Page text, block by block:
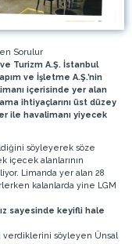
Sorulur
Turizm A.Ş. İstanbul
ve İşletme A.Ş.’nin
içerisinde yer alan
ihtiyaçlarını üst düzey
ile havalimanı yiyecek
söyleyerek söze
içecek alanlarının
Limanda yer alan 28
kalanlarda yine LGM
sayesinde keyifli hale
verdiklerini söyleyen Ünsal